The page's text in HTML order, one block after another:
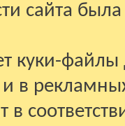
сайта
куки-файлы
в
в